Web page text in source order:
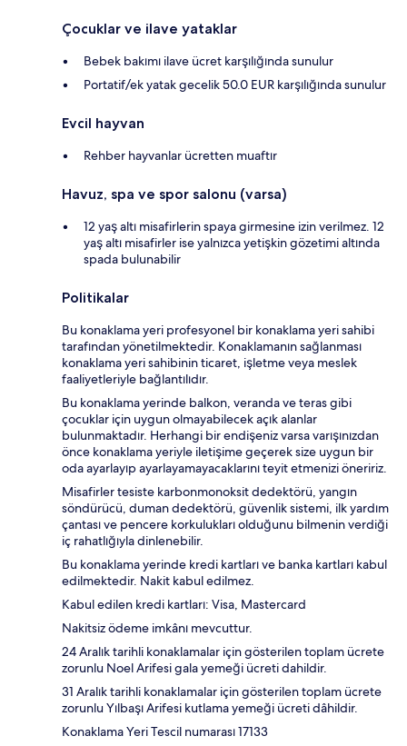
Çocuklar ve ilave yataklar
Bebek bakımı ilave ücret karşılığında sunulur
Portatif/ek yatak gecelik 50.0 EUR karşılığında sunulur
Evcil hayvan
Rehber hayvanlar ücretten muaftır
Havuz, spa ve spor salonu (varsa)
12 yaş altı misafirlerin spaya girmesine izin verilmez. 12
yaş altı misafirler ise yalnızca yetişkin gözetimi altında
spada bulunabilir
Politikalar
Bu konaklama yeri profesyonel bir konaklama yeri sahibi
tarafından yönetilmektedir. Konaklamanın sağlanması
konaklama yeri sahibinin ticaret, işletme veya meslek
faaliyetleriyle bağlantılıdır.
Bu konaklama yerinde balkon, veranda ve teras gibi
çocuklar için uygun olmayabilecek açık alanlar
bulunmaktadır. Herhangi bir endişeniz varsa varışınızdan
önce konaklama yeriyle iletişime geçerek size uygun bir
oda ayarlayıp ayarlayamayacaklarını teyit etmenizi öneririz.
Misafirler tesiste karbonmonoksit dedektörü, yangın
söndürücü, duman dedektörü, güvenlik sistemi, ilk yardım
çantası ve pencere korkulukları olduğunu bilmenin verdiği
iç rahatlığıyla dinlenebilir.
Bu konaklama yerinde kredi kartları ve banka kartları kabul
edilmektedir. Nakit kabul edilmez.
Kabul edilen kredi kartları: Visa, Mastercard
Nakitsiz ödeme imkânı mevcuttur.
24 Aralık tarihli konaklamalar için gösterilen toplam ücrete
zorunlu Noel Arifesi gala yemeği ücreti dahildir.
31 Aralık tarihli konaklamalar için gösterilen toplam ücrete
zorunlu Yılbaşı Arifesi kutlama yemeği ücreti dâhildir.
Konaklama Yeri Tescil numarası 17133